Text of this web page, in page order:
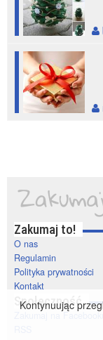
Zakumaj to!
O nas
Regulamin
Polityka prywatności
Kontakt
Społeczność
Zakumaj na Facebooku
Kontynuując